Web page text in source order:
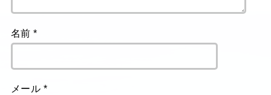
名前*
メール *